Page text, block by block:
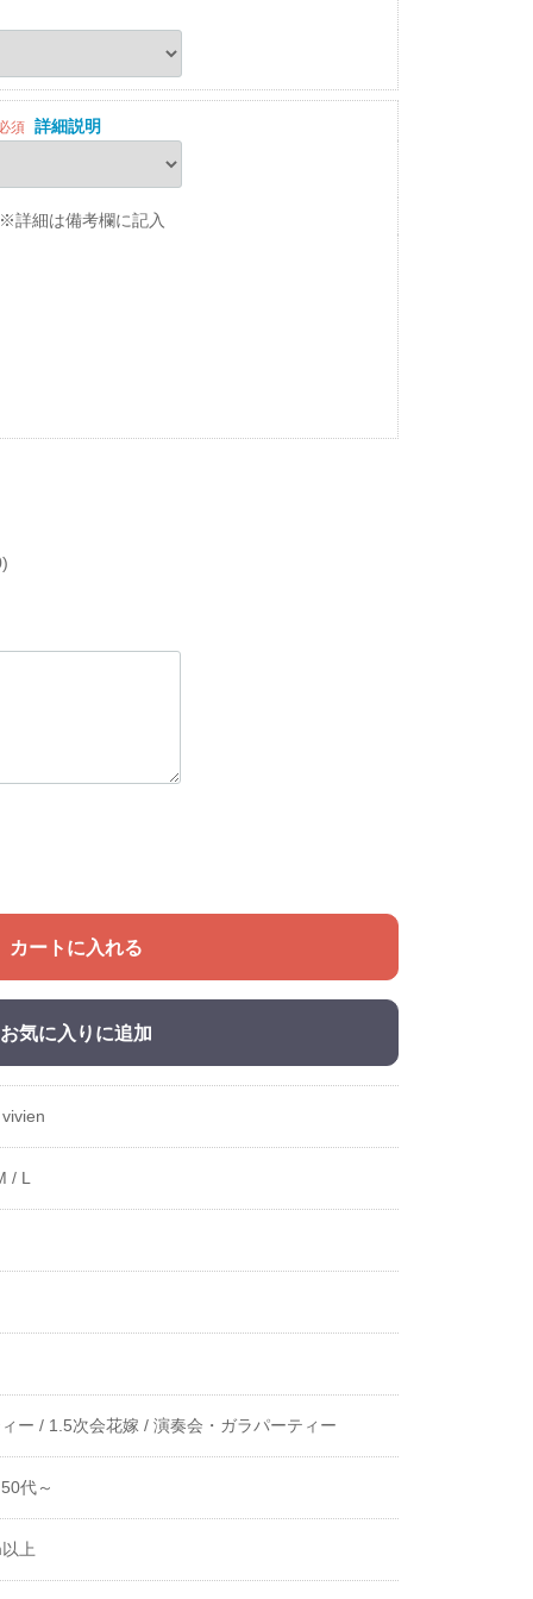
須 詳細説明
細は備考欄に記入
カートに入れる
お気に入りに追加
/ L
ー / 1.5次会花嫁 / 演奏会・ガラパーティー
50代～
上